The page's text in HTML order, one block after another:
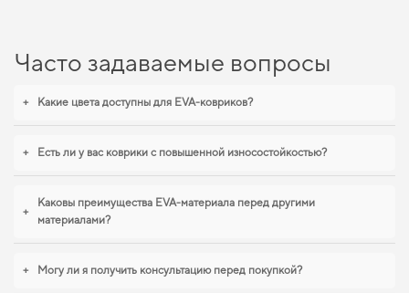
Часто задаваемые вопросы
+ Какие цвета доступны для EVA-ковриков?
+ Есть ли у вас коврики с повышенной износостойкостью?
+
Каковы преимущества EVA-материала перед другими
материалами?
+ Могу ли я получить консультацию перед покупкой?